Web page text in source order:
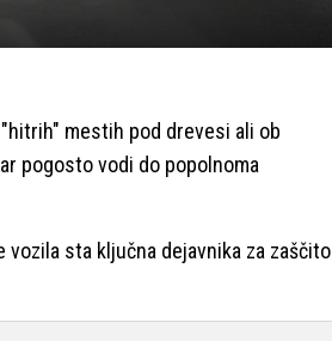
mestih pod drevesi ali ob
pogosto vodi do popolnoma
sta ključna dejavnika za zaščito